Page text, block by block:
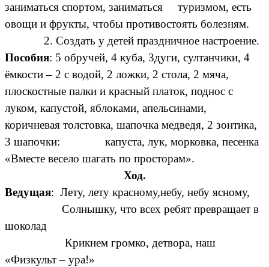
заниматься спортом, заниматься туризмом, есть
овощи и фрукты, чтобы противостоять болезням.
2. Создать у детей праздничное настроение.
Пособия: 5 обручей, 4 куба, 3дуги, султанчики, 4
ёмкости – 2 с водой, 2 ложки, 2 стола, 2 мяча,
плоскостные палки и красный платок, поднос с
луком, капустой, яблоками, апельсинами,
коричневая толстовка, шапочка медведя, 2 зонтика,
3 шапочки: капуста, лук, морковка, песенка
«Вместе весело шагать по просторам».
Ход.
Ведущая: Лету, лету красному,небу, небу ясному,
Солнышку, что всех ребят превращает в
шоколад
Крикнем громко, детвора, наш
«Физкульт – ура!»